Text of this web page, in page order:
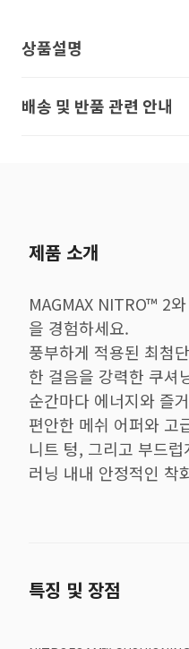
상품설명
배송 및 반품 관련 안내
제품 소개
MAGMAX NITRO™ 2
을 경험하세요.
풍부하게 적용된 최첨
한 걸음을 강력한 쿠셔
순간마다 에너지와 즐
편안한 메쉬 어퍼와 고
니트 텅, 그리고 부드
러닝 내내 안정적인 착
특징 및 장점